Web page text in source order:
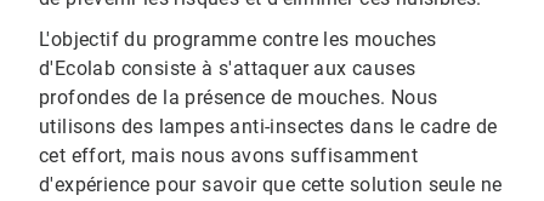
L'objectif du programme contre les mouches
d'Ecolab consiste à s'attaquer aux causes
profondes de la présence de mouches. Nous
utilisons des lampes anti-insectes dans le cadre de
cet effort, mais nous avons suffisamment
d'expérience pour savoir que cette solution seule ne